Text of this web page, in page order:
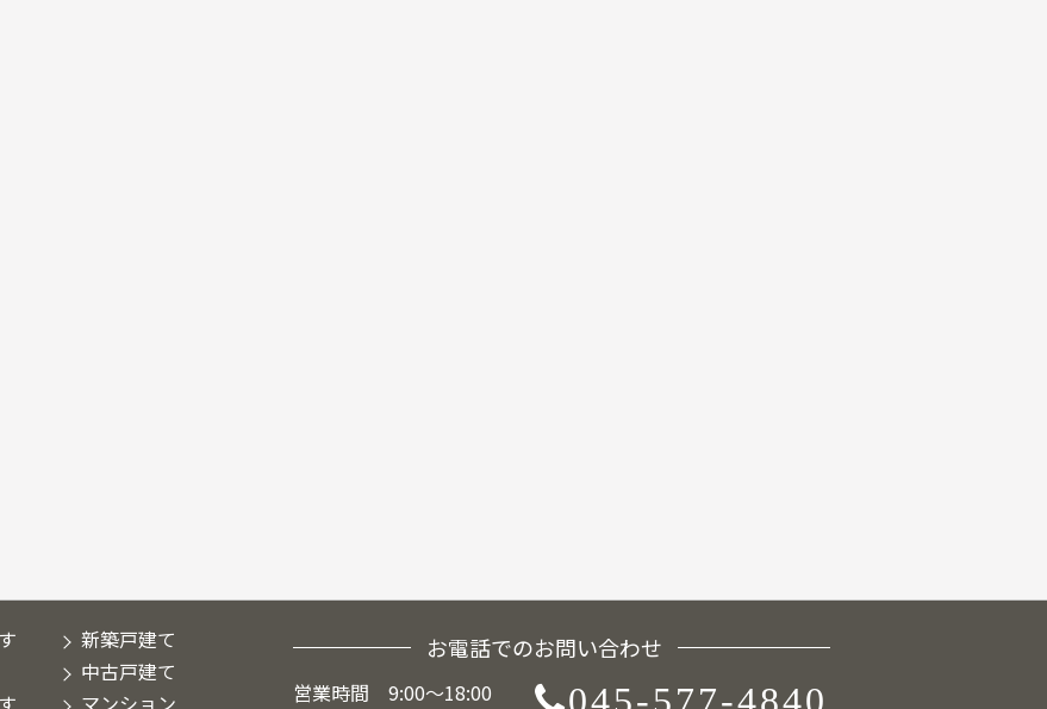
新築戸建て
中古戸建て
マンション
お電話でのお問い合わせ
営業時間 9:00～18:00
045-577-4840